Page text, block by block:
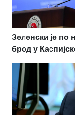
Зеленски је по
брод у